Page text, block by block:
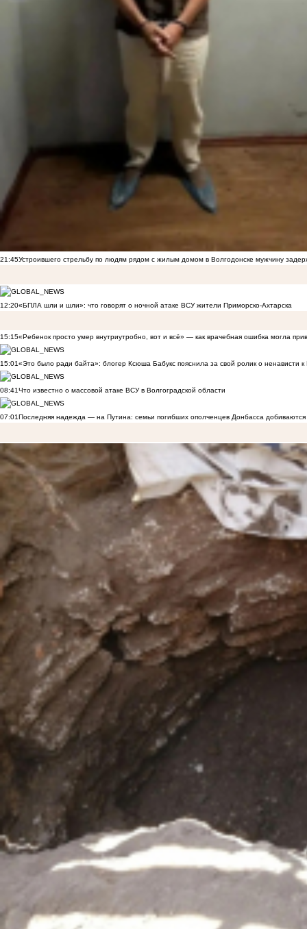
21:45Устроившего стрельбу по людям рядом с жилым домом в Волгодонске мужчину
12:20«БПЛА шли и шли»: что говорят о ночной атаке ВСУ жители Приморско-Ахтарска
15:15«Ребенок просто умер внутриутробно, вот и всё» — как врачебная ошибка могла
15:01«Это было ради байта»: блогер Ксюша Бабукс пояснила за свой ролик о ненависти
08:41Что известно о массовой атаке ВСУ в Волгоградской области
07:01Последняя надежда — на Путина: семьи погибших ополченцев Донбасса добиваются